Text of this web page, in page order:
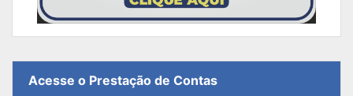
Acesse o Prestação de Contas